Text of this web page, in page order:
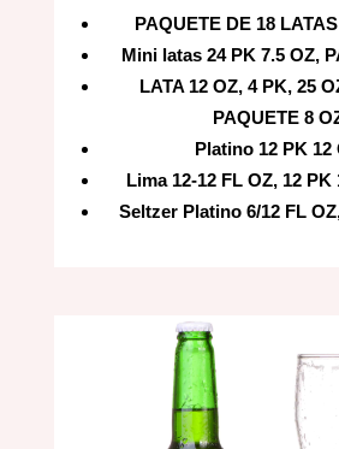
PAQUETE DE 18
Mini latas 24 PK 7.5 OZ,
LATA 12 OZ, 4 PK, 25
PAQUETE 8
Platino 12 PK 12
Lima 12-12 FL OZ, 12 PK
Seltzer Platino 6/12 FL